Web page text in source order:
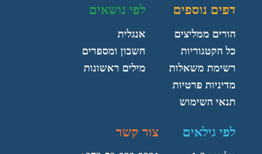
דפים נוספים
הורים ממליצים
כל הקטגוריות
רשימת משאלות
מדיניות פרטיות
תנאי השימוש
לפי נושאים
אנגלית
חשבון ומספרים
מילים ראשונות
לפי גילאים צור קשר